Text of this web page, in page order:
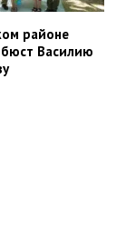
районе
Василию